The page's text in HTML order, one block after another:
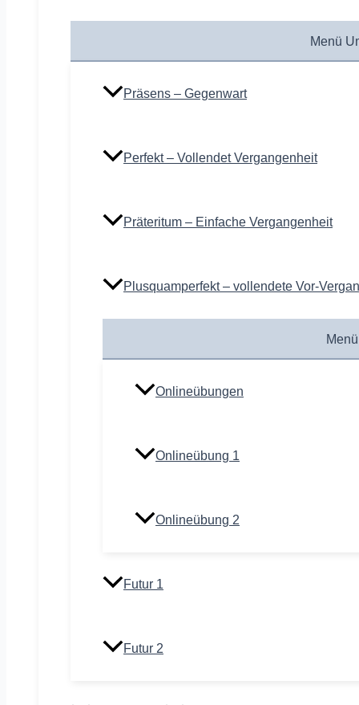
Menü
Präsens – Gegenwart
Perfekt – Vollendet Vergangenheit
Präteritum – Einfache Vergangenheit
Plusquamperfekt – vollendete Vor-
Onlineübungen
Onlineübung 1
Onlineübung 2
Futur 1
Futur 2